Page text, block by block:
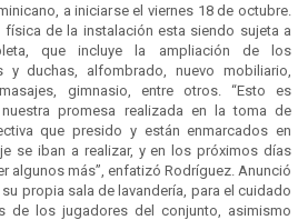
a iniciarse el viernes 18 de octubre.
de la instalación esta siendo sujeta a
que incluye la ampliación de los
y duchas, alfombrado, nuevo mobiliario,
gimnasio, entre otros. “Esto es
promesa realizada en la toma de
que presido y están enmarcados en
se iban a realizar, y en los próximos días
algunos más”, enfatizó Rodríguez. Anunció
propia sala de lavandería, para el cuidado
de los jugadores del conjunto, asimismo